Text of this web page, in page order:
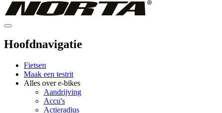
Hoofdnavigatie
Fietsen
Maak een testrit
Alles over e-bikes
Aandrijving
Accu's
Actieradius